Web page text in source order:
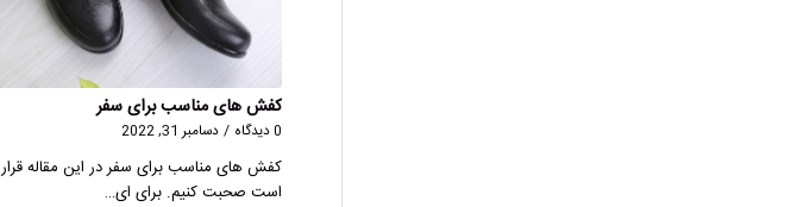
کفش های مناسب برای سفر
0 دیدگاه / دسامبر 31, 2022
کفش های مناسب برای سفر در این مقاله قرار
است صحبت کنیم. برای ای…